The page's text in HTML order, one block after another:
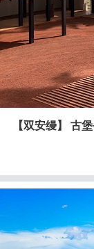
【双安缦】 古